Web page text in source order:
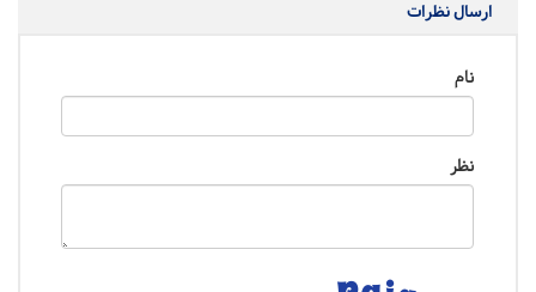
ارسال نظرات
نام
نظر